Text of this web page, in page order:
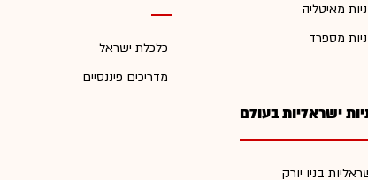
מאיטליה
מספרד
ישראליות בעולם
בניו יורק
כלכלת ישראל
מדריכים פיננסיים